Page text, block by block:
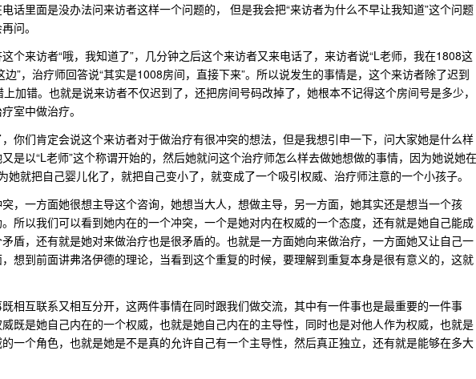
话里面是没办法问来访者这样一个问题的， 但是我会把“来访者为什么不早让我知道”这个问题
问。
个来访者“哦，我知道了”，几分钟之后这个来访者又来电话了，来访者说“L老师，我在1808这
”，治疗师回答说“其实是1008房间，直接下来”。所以说发生的事情是，这个来访者除了迟到
加错。也就是说来访者不仅迟到了，还把房间号码改掉了，她根本不记得这个房间号是多少，
室中做治疗。
你们肯定会说这个来访者对于做治疗有很冲突的想法，但是我想引申一下，问大家她是什么样
是以“L老师”这个称谓开始的，然后她就问这个治疗师怎么样去做她想做的事情，因为她说她在
就把自己婴儿化了，就把自己变小了，就变成了一个吸引权威、治疗师注意的一个小孩子。
，一方面她很想主导这个咨询，她想当大人，想做主导，另一方面，她其实还是想当一个孩
所以我们可以看到她内在的一个冲突，一个是她对内在权威的一个态度，还有就是她自己能成
盾，还有就是她对来做治疗也是很矛盾的。也就是一方面她向来做治疗，一方面她又让自己一
想到前面讲弗洛伊德的理论，当看到这个重复的时候，要理解到重复本身是很有意义的，这就
相互联系又相互分开，这两件事情在同时跟我们做交流，其中有一件事也是最重要的一件事
既是她自己内在的一个权威，也就是她自己内在的主导性，同时也是对他人作为权威，也就是
一个角色，也就是她是不是真的允许自己有一个主导性，然后真正独立，还有就是能够在多大